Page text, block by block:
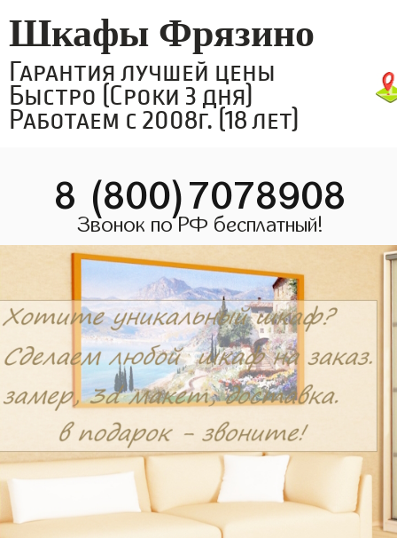
Шкафы Фрязино
Гарантия лучшей цены
Быстро (Сроки 3 дня)
Работаем с 2008г. (18 лет)
8 (800)7078908
Звонок по РФ бесплатный!